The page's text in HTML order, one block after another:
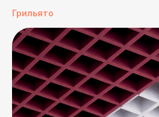
Грильято